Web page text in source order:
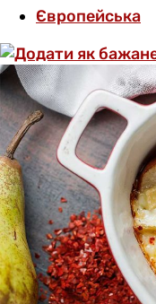
Європейська